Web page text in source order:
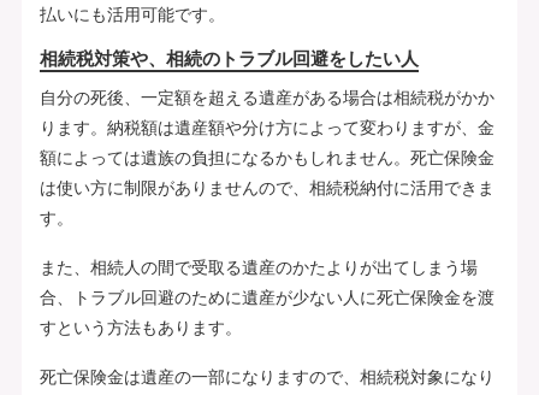
払いにも活用可能です。
相続税対策や、相続のトラブル回避をしたい人
自分の死後、一定額を超える遺産がある場合は相続税がかか
ります。納税額は遺産額や分け方によって変わりますが、金
額によっては遺族の負担になるかもしれません。死亡保険金
は使い方に制限がありませんので、相続税納付に活用できま
す。
また、相続人の間で受取る遺産のかたよりが出てしまう場
合、トラブル回避のために遺産が少ない人に死亡保険金を渡
すという方法もあります。
死亡保険金は遺産の一部になりますので、相続税対象になり